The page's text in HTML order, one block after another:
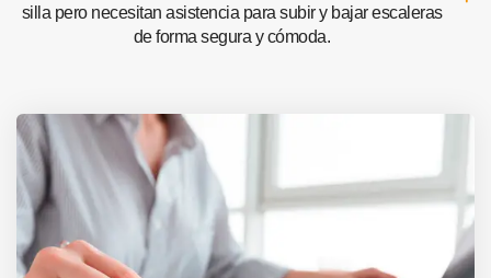
silla pero necesitan asistencia para subir y bajar escaleras
de forma segura y cómoda.